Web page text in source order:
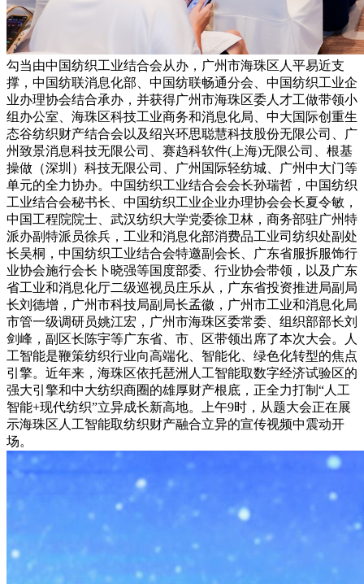
勾当由中国纺织工业结合会从办，广州市海珠区人平易近支
撑，中国纺联消息化部、中国纺联畅通分会、中国纺织工业企
业办理协会结合承办，并获得广州市海珠区委人才工做带领小
组办公室、海珠区科技工业商务和消息化局、中大国际创重生
态谷纺织财产结合会以及绍兴环思聪慧科技股份无限公司、广
州致景消息科技无限公司、赛趋科软件(上海)无限公司、根基
操做（深圳）科技无限公司、广州国际轻纺城、广州中大门等
单元的全力协办。中国纺织工业结合会会长孙瑞哲，中国纺织
工业结合会秘书长、中国纺织工业企业办理协会会长夏令敏，
中国工程院院士、武汉纺织大学党委徐卫林，商务部驻广州特
派办副特派员徐兵，工业和消息化部消费品工业司纺织处副处
长吴桐，中国纺织工业结合会特邀副会长、广东省服拆服饰行
业协会施行会长卜晓强等国度部委、行业协会带领，以及广东
省工业和消息化厅二级巡视员庄乐从，广东省投资推进局副局
长刘德增，广州市科技局副局长孟徽，广州市工业和消息化局
市管一级调研员姚江宏，广州市海珠区委常委、组织部部长刘
剑峰，副区长陈宇等广东省、市、区带领出席了本次大会。人
工智能是鞭策纺织行业向高端化、智能化、绿色化转型的焦点
引擎。近年来，海珠区依托琶洲人工智能取数字经济试验区的
强大引擎和中大纺织商圈的雄厚财产根底，正全力打制“人工
智能+现代纺织”立异成长新高地。上午9时，从题大会正在展
示海珠区人工智能取纺织财产融合立异的宣传视频中震动开
场。